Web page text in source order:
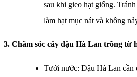
sau khi gieo hạt giống.
làm hạt mục nát và không
3. Chăm sóc cây đậu Hà Lan trồng từ
Tưới nước: Đậu Hà Lan cần